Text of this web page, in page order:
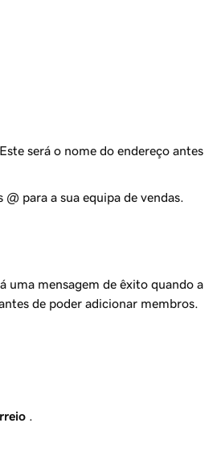
será o nome do endereço antes
@ para a sua equipa de vendas.
uma mensagem de êxito quando a
de poder adicionar membros.